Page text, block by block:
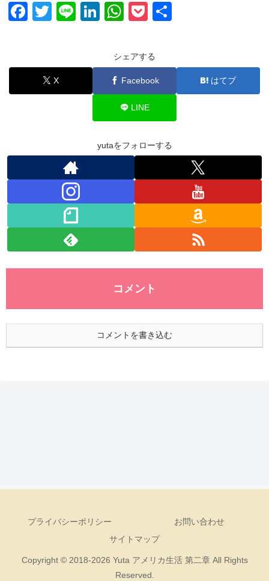
F
e
b
T
er
Li
Li
e
dI
W
at
s
A
p
p
P
ck
et
シェアする
X Facebook はてブ
LINE
yutaをフォローする
コメント
コメントを書き込む
プライバシーポリシー
お問い合わせ
サイトマップ
Copyright © 2018-2026 Yuta アメリカ生活 第二章 All Rights
Reserved.